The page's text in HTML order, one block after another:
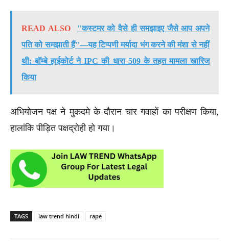
READ ALSO
"कस्टमर को वैसे ही समझाइए जैसे आप अपने
पति को समझाती हैं"—यह टिप्पणी मर्यादा भंग करने की मंशा से नहीं
थी: बॉम्बे हाईकोर्ट ने IPC की धारा 509 के तहत मामला खारिज
किया
अभियोजन पक्ष ने मुकदमे के दौरान चार गवाहों का परीक्षण किया,
हालांकि पीड़ित पक्षद्रोही हो गया।
TAGS law trend hindi rape